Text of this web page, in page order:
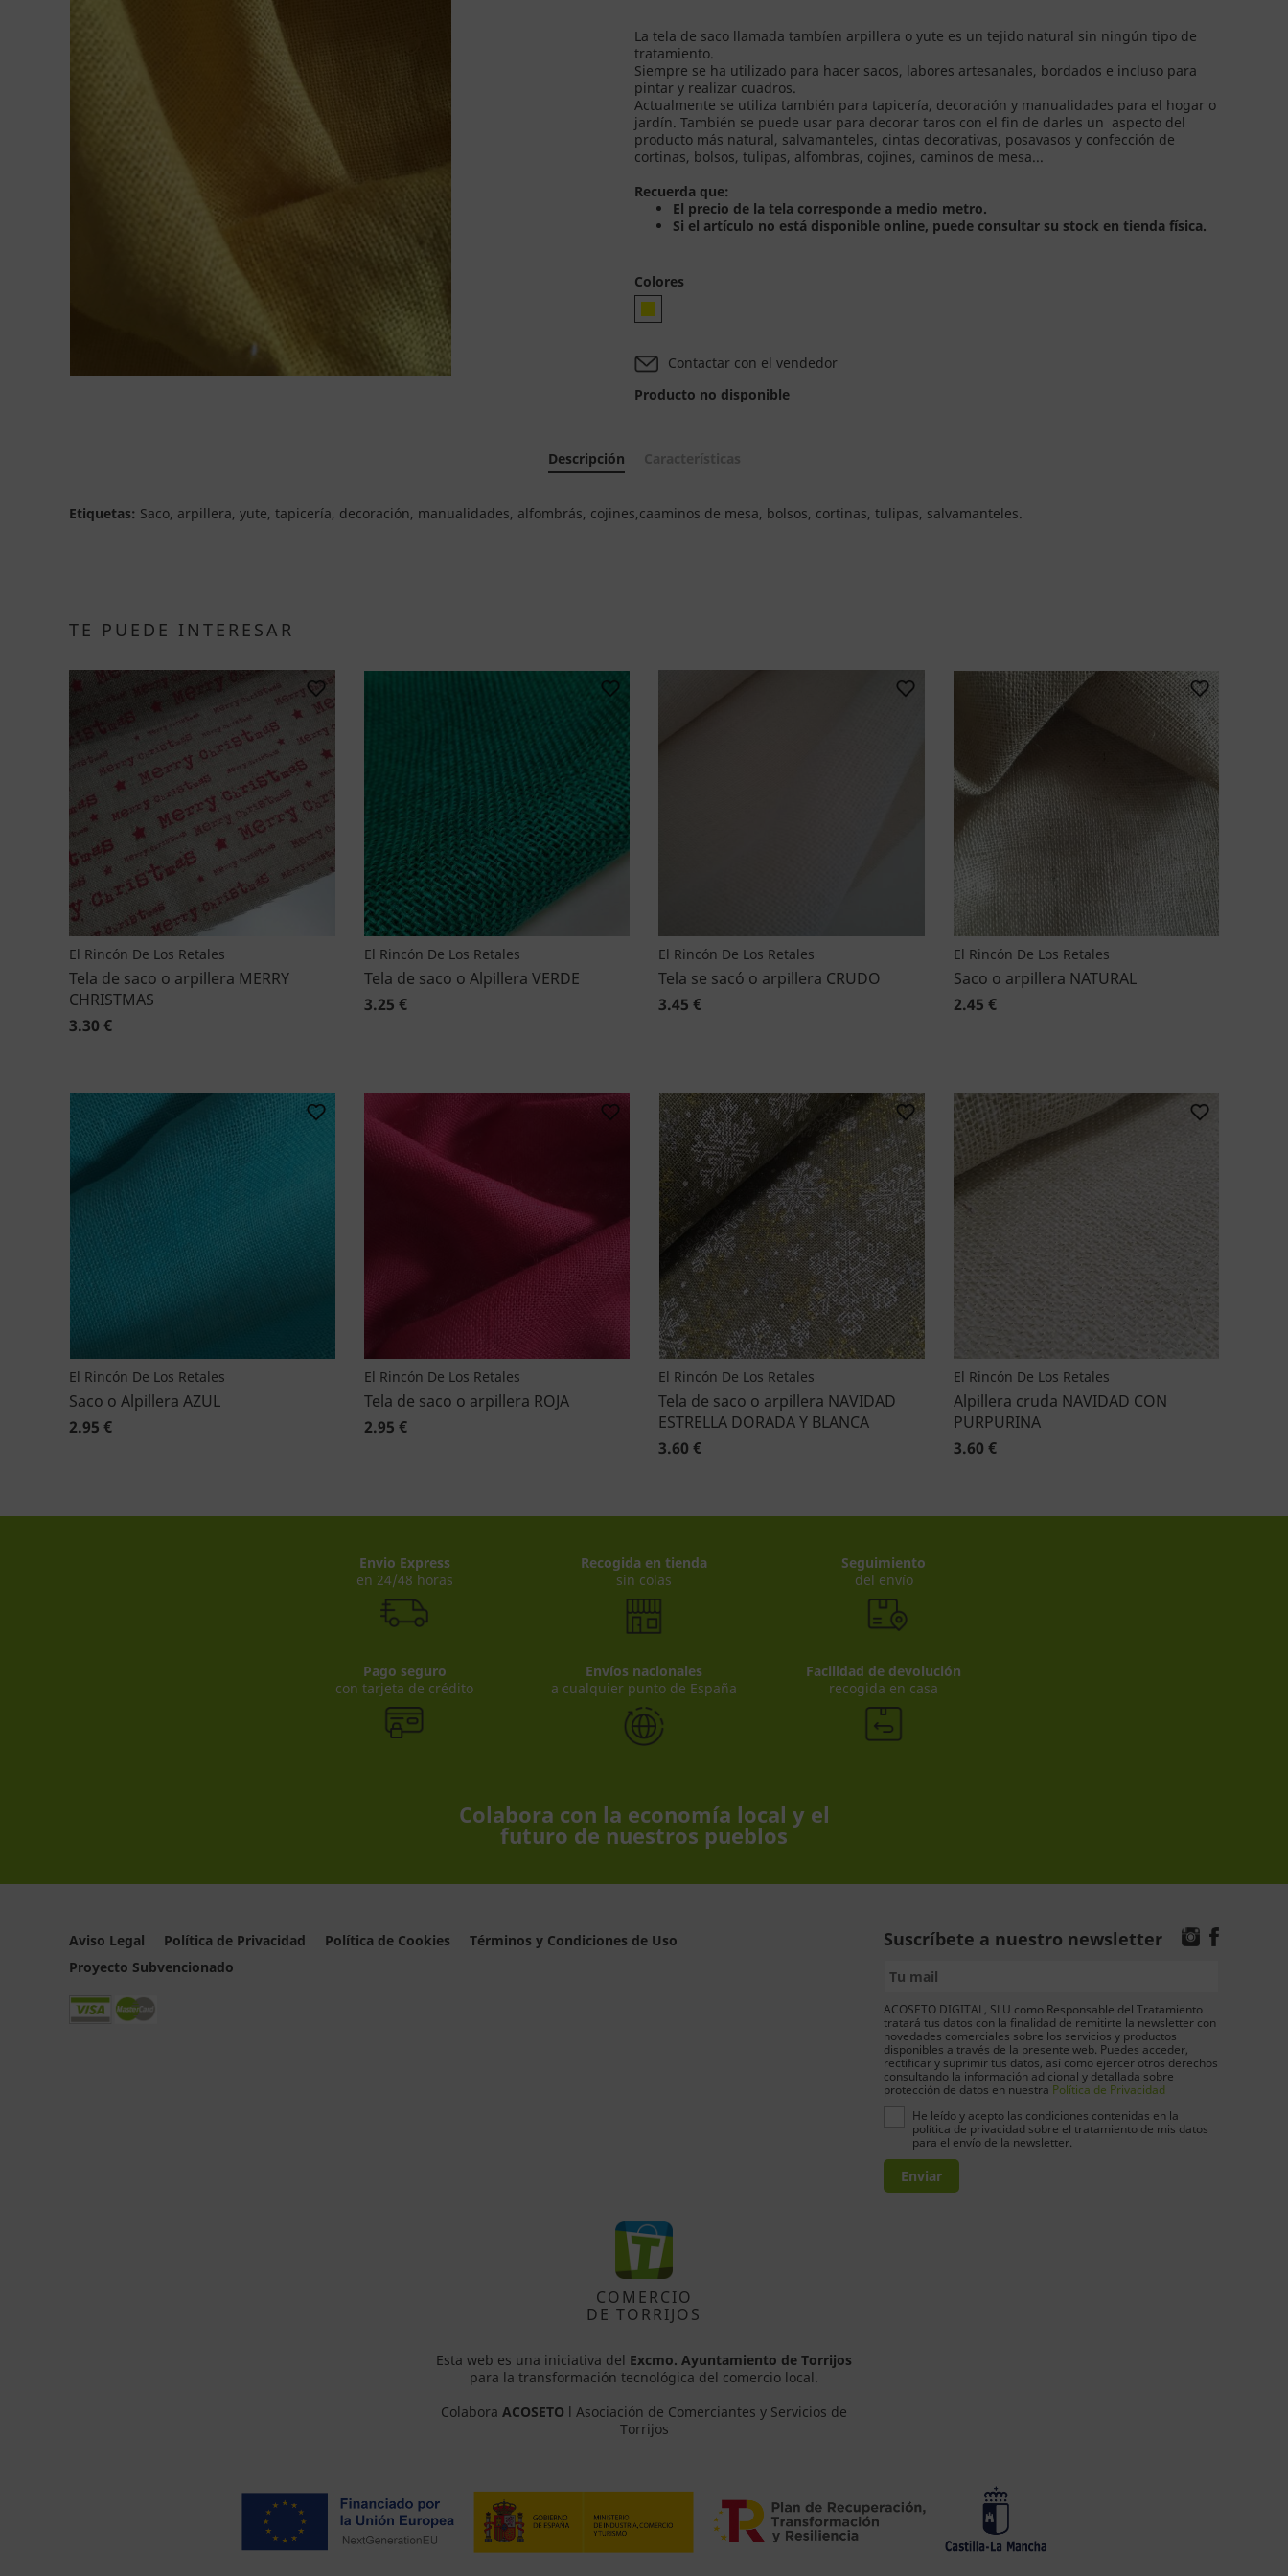
La tela de saco llamada tambíen arpillera o yute es un tejido natural sin ningún tipo de
tratamiento.
Siempre se ha utilizado para hacer sacos, labores artesanales, bordados e incluso para
pintar y realizar cuadros.
Actualmente se utiliza también para tapicería, decoración y manualidades para el hogar o
jardín. También se puede usar para decorar taros con el fin de darles un aspecto del
producto más natural, salvamanteles, cintas decorativas, posavasos y confección de
cortinas, bolsos, tulipas, alfombras, cojines, caminos de mesa...
Recuerda que:
El precio de la tela corresponde a medio metro.
Si el artículo no está disponible online, puede consultar su stock en tienda física.
Colores
Contactar con el vendedor
Producto no disponible
Descripción
Etiquetas: Saco, arpillera, yute, tapicería, decoración, manualidades, alfombrás, cojines,caaminos de mesa, bolsos, cortinas, tulipas, salvamanteles.
TE PUEDE INTERESAR
El Rincón De Los Retales
Tela de saco o arpillera MERRY
CHRISTMAS
3.30 €
El Rincón De Los Retales
Tela de saco o Alpillera VERDE
3.25 €
El Rincón De Los Retales
Tela se sacó o arpillera CRUDO
3.45 €
El Rincón De Los Retales
Saco o arpillera NATURAL
2.45 €
El Rincón De Los Retales
Saco o Alpillera AZUL
2.95 €
El Rincón De Los Retales
Tela de saco o arpillera ROJA
2.95 €
El Rincón De Los Retales
Tela de saco o arpillera NAVIDAD
ESTRELLA DORADA Y BLANCA
3.60 €
El Rincón De Los Retales
Alpillera cruda NAVIDAD CON
PURPURINA
3.60 €
Envio Express
en 24/48 horas
Recogida en tienda
sin colas
Seguimiento
del envío
Pago seguro
con tarjeta de crédito
Envíos nacionales
a cualquier punto de España
Facilidad de devolución
recogida en casa
Colabora con la economía local y el
futuro de nuestros pueblos
Aviso Legal Política de Privacidad Política de Cookies
Términos y Condiciones de Uso
Proyecto Subvencionado
Suscríbete a nuestro newsletter
ACOSETO DIGITAL, SLU como Responsable del Tratamiento
tratará tus datos con la finalidad de remitirte la newsletter con
novedades comerciales sobre los servicios y productos
disponibles a través de la presente web. Puedes acceder,
rectificar y suprimir tus datos, así como ejercer otros derechos
consultando la información adicional y detallada sobre
protección de datos en nuestra Política de Privacidad
He leído y acepto las condiciones contenidas en la
política de privacidad sobre el tratamiento de mis datos
para el envío de la newsletter.
Enviar
COMERCIO
DE TORRIJOS
Esta web es una iniciativa del Excmo. Ayuntamiento de Torrijos
para la transformación tecnológica del comercio local.
Colabora ACOSETO l Asociación de Comerciantes y Servicios de
Torrijos